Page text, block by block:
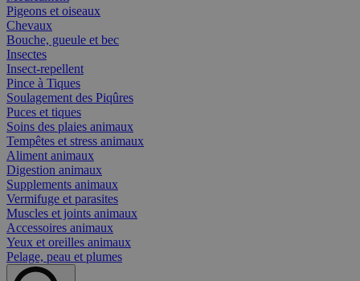
Pigeons et oiseaux
Chevaux
Bouche, gueule et bec
Insectes
Insect-repellent
Pince à Tiques
Soulagement des Piqûres
Puces et tiques
Soins des plaies animaux
Tempêtes et stress animaux
Aliment animaux
Digestion animaux
Supplements animaux
Vermifuge et parasites
Muscles et joints animaux
Accessoires animaux
Yeux et oreilles animaux
Pelage, peau et plumes